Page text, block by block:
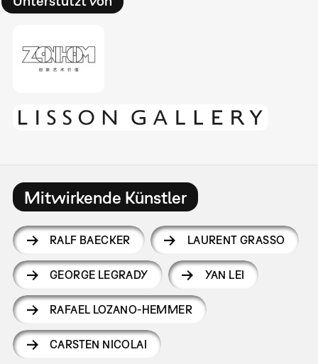
Mitwirkende Künstler
RALF BAECKER LAURENT GRASSO
GEORGE LEGRADY YAN LEI
RAFAEL LOZANO-HEMMER
CARSTEN NICOLAI